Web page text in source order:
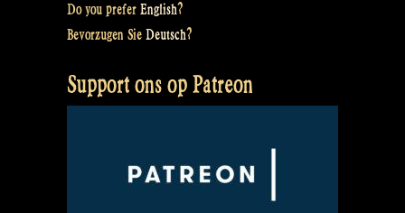
Do you prefer English?
Bevorzugen Sie Deutsch?
Support ons op Patreon